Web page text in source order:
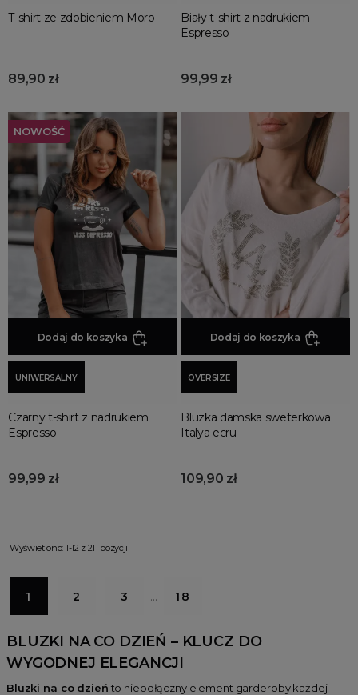
z przezroczystymi rękawami
T-shirt ze zdobieniem Moro
89,90 zł
Biały t-shirt z nadrukiem
Espresso
99,99 zł
Dodaj do koszyka
UNIWERSALNY
Czarny t-shirt z nadrukiem
Espresso
99,99 zł
NOWOŚĆ
Dodaj do koszyka
OVERSIZE
Bluzka damska sweterkowa
Italya ecru
109,90 zł
Wyświetlono: 1-12 z 211 pozycji
1 2 3 … 18
BLUZKI NA CO DZIEŃ – KLUCZ DO
WYGODNEJ ELEGANCJI
Bluzki na co dzień to nieodłączny element garderoby każdej